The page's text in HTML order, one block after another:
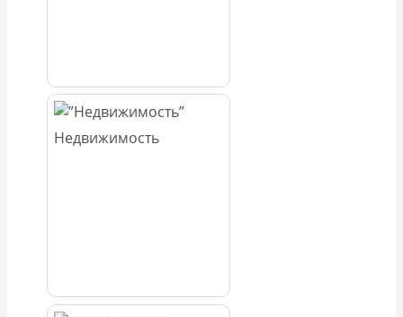
Недвижимость